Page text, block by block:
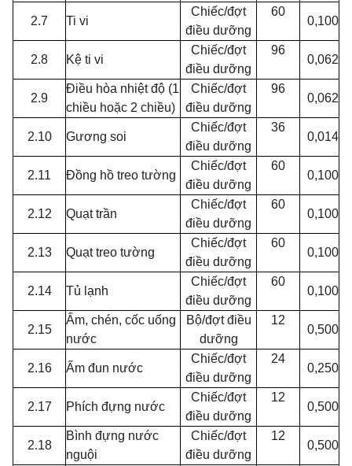
2.7 Ti vi
Chiếc/đợt
điều dưỡng
60
0,100
2.8 Kệ ti vi
Chiếc/đợt
điều dưỡng
96
0,062
2.9
Điều hòa nhiệt độ (1
chiều hoặc 2 chiều)
Chiếc/đợt
điều dưỡng
96
0,062
2.10 Gương soi
Chiếc/đợt
điều dưỡng
36
0,014
2.11 Đồng hồ treo tường
Chiếc/đợt
điều dưỡng
60
0,100
2.12 Quạt trần
Chiếc/đợt
điều dưỡng
60
0,100
2.13 Quạt treo tường
Chiếc/đợt
điều dưỡng
60
0,100
2.14 Tủ lạnh
Chiếc/đợt
điều dưỡng
60
0,100
2.15
Ấm, chén, cốc uống
nước
Bộ/đợt điều
dưỡng
12
0,500
2.16 Ấm đun nước
Chiếc/đợt
điều dưỡng
24
0,250
2.17 Phích đựng nước
Chiếc/đợt
điều dưỡng
12
0,500
2.18
Bình đựng nước
nguội
Chiếc/đợt
điều dưỡng
12
0,500